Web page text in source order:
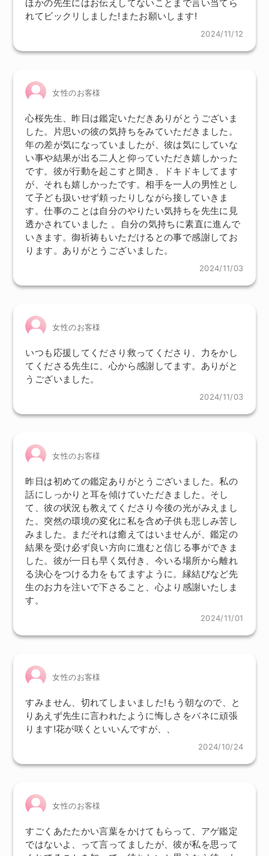
ほかの先生にはお伝えしてないことまで言い当てら
れてビックリしました!またお願いします!
2024/11/12
女性のお客様
心桜先生、昨日は鑑定いただきありがとうございま
した。片思いの彼の気持ちをみていただきました。
年の差が気になっていましたが、彼は気にしていな
い事や結果が出る二人と仰っていただき嬉しかった
です。彼が行動を起こすと聞き、ドキドキしてます
が、それも嬉しかったです。相手を一人の男性とし
て子ども扱いせず頼ったりしながら接していきま
す。仕事のことは自分のやりたい気持ちを先生に見
透かされていました 。自分の気持ちに素直に進んで
いきます。御祈祷もいただけるとの事で感謝してお
ります。ありがとうございました。
2024/11/03
女性のお客様
いつも応援してくださり救ってくださり、力をかし
てくださる先生に、心から感謝してます。ありがと
うございました。
2024/11/03
女性のお客様
昨日は初めての鑑定ありがとうございました。私の
話にしっかりと耳を傾けていただきました。そし
て、彼の状況も教えてくださり今後の光がみえまし
た。突然の環境の変化に私を含め子供も悲しみ苦し
みました。まだそれは癒えてはいませんが、鑑定の
結果を受け必ず良い方向に進むと信じる事ができま
した。彼が一日も早く気付き、今いる場所から離れ
る決心をつける力をもてますように。縁結びなど先
生のお力を注いで下さること、心より感謝いたしま
す。
2024/11/01
女性のお客様
すみません、切れてしまいました!もう朝なので、と
りあえず先生に言われたように悔しさをバネに頑張
ります!花が咲くといいんですが、、
2024/10/24
女性のお客様
すごくあたたかい言葉をかけてもらって、アゲ鑑定
ではないよ、って言ってましたが、彼が私を思って